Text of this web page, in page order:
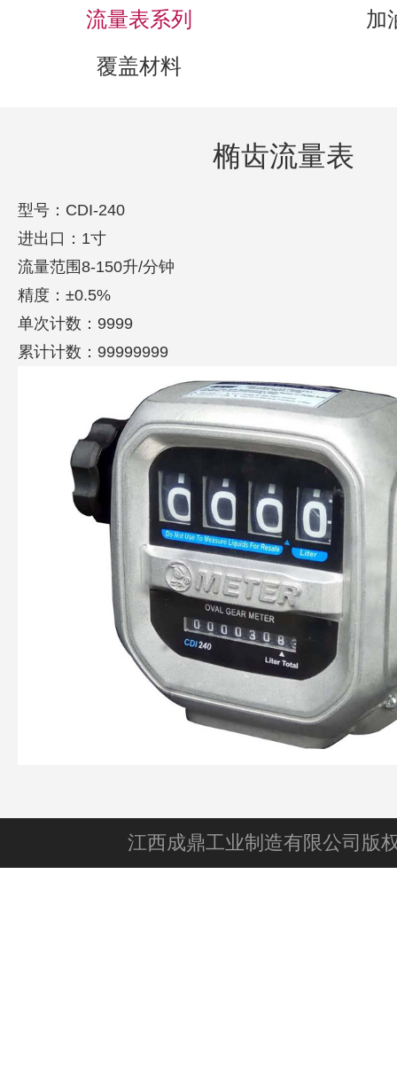
流量表系列
加
覆盖材料
椭齿流量表
型号： CDI-240
进出口： 1寸
流量范围 8-150升/分钟
精度： ±0.5%
单次计数： 9999
累计计数： 99999999
江西成鼎工业制造有限公司版